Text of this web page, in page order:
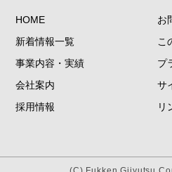
HOME
新着情報一覧
事業内容・実績
会社案内
採用情報
お
こ
プ
サ
リ